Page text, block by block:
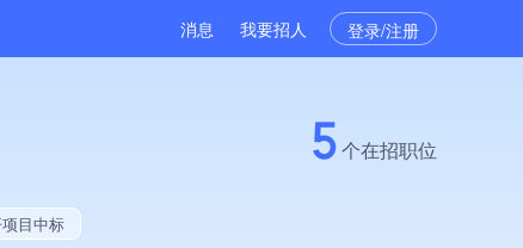
消息 我要招人 登录/注册
目中标
5个在招职位